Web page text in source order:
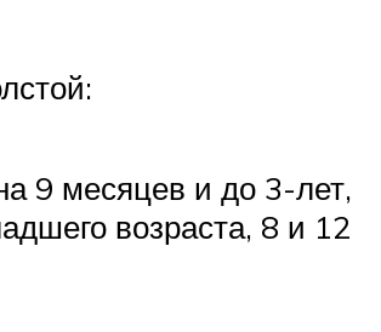
9 месяцев и до 3-лет,
возраста, 8 и 12